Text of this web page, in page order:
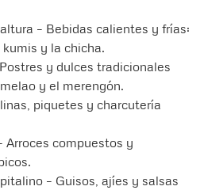
– Bebidas calientes y frías:
y la chicha.
y dulces tradicionales
y el merengón.
piquetes y charcutería
Arroces compuestos y
– Guisos, ajíes y salsas